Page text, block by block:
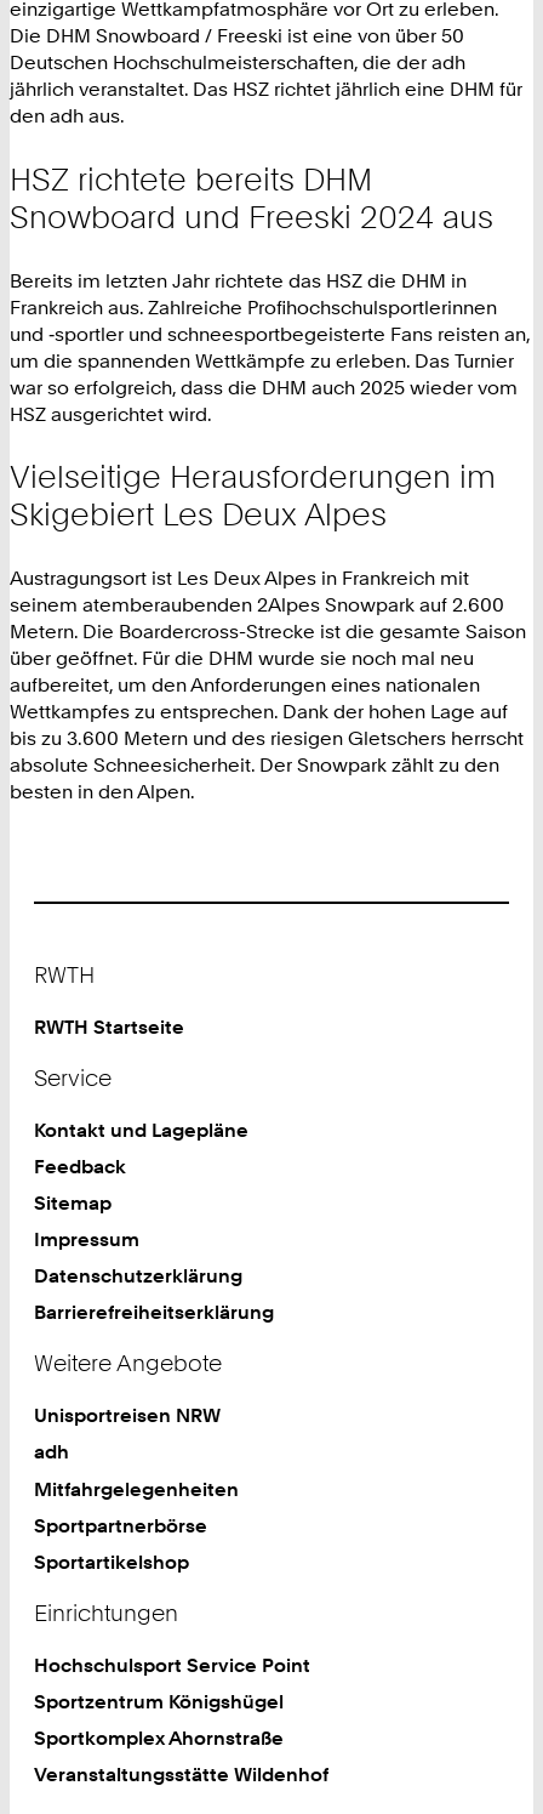
einzigartige Wettkampfatmosphäre vor Ort zu erleben.
Die DHM Snowboard / Freeski ist eine von über 50
Deutschen Hochschulmeisterschaften, die der adh
jährlich veranstaltet. Das HSZ richtet jährlich eine DHM für
den adh aus.
HSZ richtete bereits DHM
Snowboard und Freeski 2024 aus
Bereits im letzten Jahr richtete das HSZ die DHM in
Frankreich aus. Zahlreiche Profihochschulsportlerinnen
und ‑sportler und schneesportbegeisterte Fans reisten an,
um die spannenden Wettkämpfe zu erleben. Das Turnier
war so erfolgreich, dass die DHM auch 2025 wieder vom
HSZ ausgerichtet wird.
Vielseitige Herausforderungen im
Skigebiert Les Deux Alpes
Austragungsort ist Les Deux Alpes in Frankreich mit
seinem atemberaubenden 2Alpes Snowpark auf 2.600
Metern. Die Boardercross-Strecke ist die gesamte Saison
über geöffnet. Für die DHM wurde sie noch mal neu
aufbereitet, um den Anforderungen eines nationalen
Wettkampfes zu entsprechen. Dank der hohen Lage auf
bis zu 3.600 Metern und des riesigen Gletschers herrscht
absolute Schneesicherheit. Der Snowpark zählt zu den
besten in den Alpen.
RWTH
RWTH Startseite
Service
Kontakt und Lagepläne
Feedback
Sitemap
Impressum
Datenschutzerklärung
Barrierefreiheitserklärung
Weitere Angebote
Unisportreisen NRW
adh
Mitfahrgelegenheiten
Sportpartnerbörse
Sportartikelshop
Einrichtungen
Hochschulsport Service Point
Sportzentrum Königshügel
Sportkomplex Ahornstraße
Veranstaltungsstätte Wildenhof